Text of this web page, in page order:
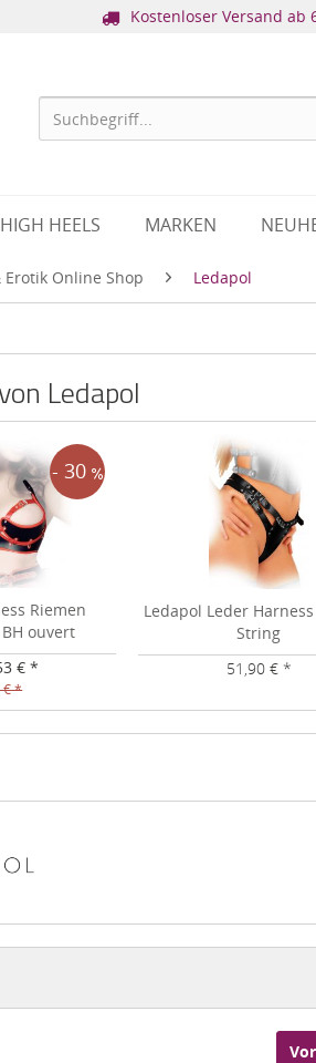
Kostenloser Versand ab
HIGH HEELS MARKEN
Erotik Online Shop Ledapol
Ledapol
- 30
Riemen
ouvert
€ *
€ *
Ledapol Leder
String
51,90 € *